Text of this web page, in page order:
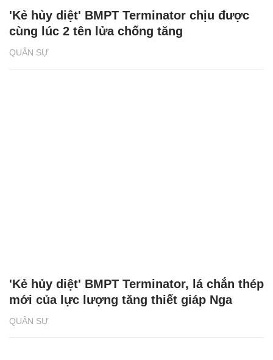
QUÂN SỰ
'Kẻ hủy diệt' BMPT Terminator chịu được
cùng lúc 2 tên lửa chống tăng
QUÂN SỰ
'Kẻ hủy diệt' BMPT Terminator, lá chắn thép
mới của lực lượng tăng thiết giáp Nga